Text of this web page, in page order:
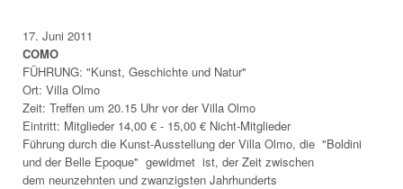
17. Juni 2011
COMO
FÜHRUNG: "Kunst, Geschichte und Natur"
Ort: Villa Olmo
Zeit: Treffen um 20.15 Uhr vor der Villa Olmo
Eintritt: Mitglieder 14,00 € - 15,00 € Nicht-Mitglieder
Führung durch die Kunst-Ausstellung der Villa Olmo, die "Boldini
und der Belle Epoque" gewidmet ist, der Zeit zwischen
dem neunzehnten und zwanzigsten Jahrhunderts